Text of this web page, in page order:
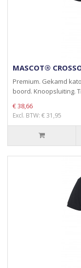
MASCOT®
Premium. Gekamd
boord. Knoopsluiting.
€ 38,66
Excl. BTW: € 31,95